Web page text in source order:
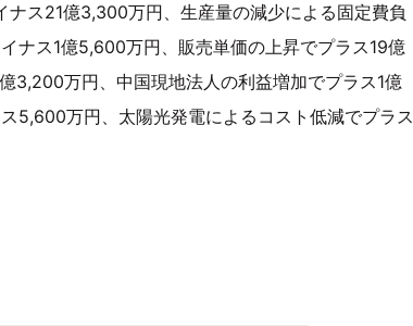
ス21億3,300万円、生産量の減少による固定費負
ナス1億5,600万円、販売単価の上昇でプラス19億
3,200万円、中国現地法人の利益増加でプラス1億
5,600万円、太陽光発電によるコスト低減でプラス